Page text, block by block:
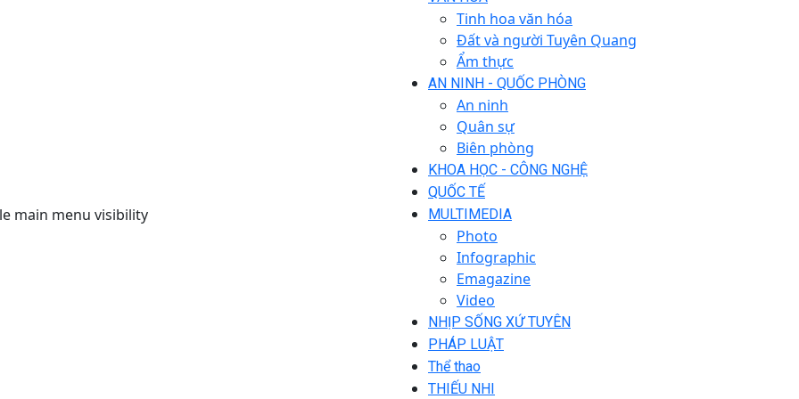
main menu visibility
Tinh hoa văn hóa
Đất và người Tuyên Quang
Ẩm thực
AN NINH - QUỐC PHÒNG
An ninh
Quân sự
Biên phòng
KHOA HỌC - CÔNG NGHỆ
QUỐC TẾ
MULTIMEDIA
Photo
Infographic
Emagazine
Video
NHỊP SỐNG XỨ TUYÊN
PHÁP LUẬT
Thể thao
THIẾU NHI